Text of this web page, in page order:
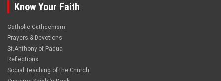
Know Your Faith
Catholic Cathechism
Prayers & Devotions
St.Anthony of Padua
Reflections
Social Teaching of the Church